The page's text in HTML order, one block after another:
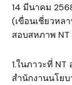
14 มีนาคม
(เขื่อนเชี่ยวหล
สอบสหภาพ
1.ในภาวะที่
สำนักงานนโย